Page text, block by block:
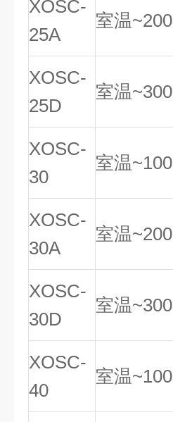
XOSC-
25A
室温~200
XOSC-
25D
室温~300
XOSC-
30
室温~100
XOSC-
30A
室温~200
XOSC-
30D
室温~300
XOSC-
40
室温~100